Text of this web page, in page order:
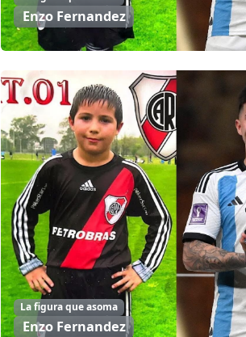
Enzo Fernandez
La figura que asoma
Enzo Fernandez